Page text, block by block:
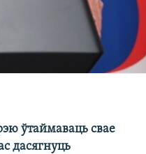
ўтаймаваць свае
дасягнуць